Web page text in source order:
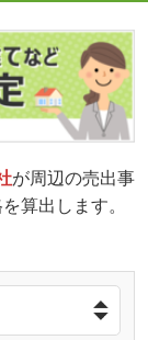
が周辺の売出事
算出します。